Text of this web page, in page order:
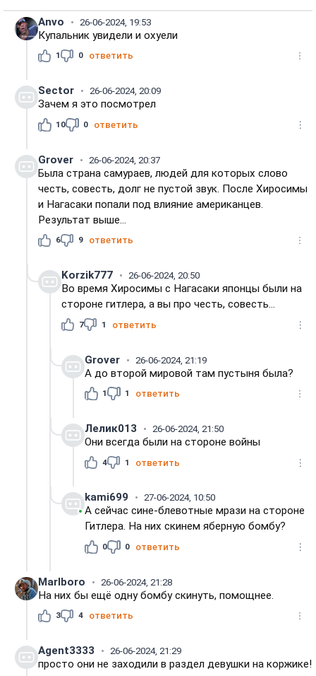
Anvo 26-06-2024, 19:53
Купальник увидели и охуели
1 0 ответить
Sector 26-06-2024, 20:09
Зачем я это посмотрел
10 0 ответить
Grover 26-06-2024, 20:37
Была страна самураев, людей для которых слово
честь, совесть, долг не пустой звук. После Хиросимы
и Нагасаки попали под влияние американцев.
Результат выше...
6 9 ответить
Korzik777 26-06-2024, 20:50
Во время Хиросимы с Нагасаки японцы были на
стороне гитлера, а вы про честь, совесть...
7 1 ответить
Grover 26-06-2024, 21:19
А до второй мировой там пустыня была?
1 1 ответить
Лелик013 26-06-2024, 21:50
Они всегда были на стороне войны
4 1 ответить
kami699 27-06-2024, 10:50
А сейчас сине-блевотные мрази на стороне
Гитлера. На них скинем яберную бомбу?
0 0 ответить
Marlboro 26-06-2024, 21:28
На них бы ещё одну бомбу скинуть, помощнее.
3 4 ответить
Agent3333 26-06-2024, 21:29
просто они не заходили в раздел девушки на коржике!